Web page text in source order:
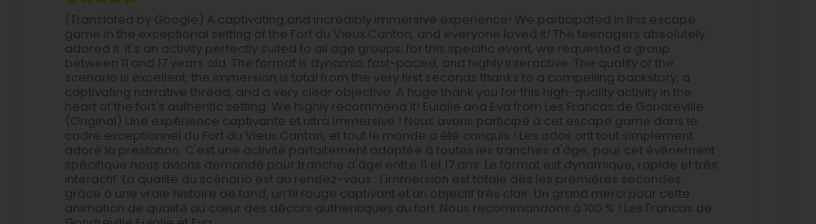
(Translated by Google) A captivating and incredibly immersive experience! We participated in this escape
game in the exceptional setting of the Fort du Vieux Canton, and everyone loved it! The teenagers absolutely
adored it. It's an activity perfectly suited to all age groups; for this specific event, we requested a group
between 11 and 17 years old. The format is dynamic, fast-paced, and highly interactive. The quality of the
scenario is excellent: the immersion is total from the very first seconds thanks to a compelling backstory, a
captivating narrative thread, and a very clear objective. A huge thank you for this high-quality activity in the
heart of the fort's authentic setting. We highly recommend it! Eulalie and Eva from Les Francas de Gondreville
(Original) Une expérience captivante et ultra immersive ! Nous avons participé à cet escape game dans le
cadre exceptionnel du Fort du Vieux Canton, et tout le monde a été conquis ! Les ados ont tout simplement
adoré la prestation. C'est une activité parfaitement adaptée à toutes les tranches d'âge, pour cet événement
spécifique nous avions demandé pour tranche d'âge entre 11 et 17 ans. Le format est dynamique, rapide et très
interactif. La qualité du scénario est au rendez-vous : l'immersion est totale dès les premières secondes
grâce à une vraie histoire de fond, un fil rouge captivant et un objectif très clair. Un grand merci pour cette
animation de qualité au cœur des décors authentiques du fort. Nous recommandons à 100 % ! Les Francas de